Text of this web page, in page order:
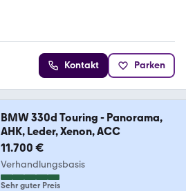
Kontakt Parken
BMW 330d Touring - Panorama,
AHK, Leder, Xenon, ACC
11.700 €
Verhandlungsbasis
Sehr guter Preis